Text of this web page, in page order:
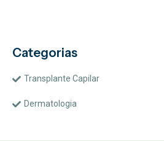
Categorias
Transplante Capilar
Dermatologia